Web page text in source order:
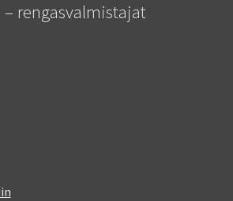
rengasvalmistajat